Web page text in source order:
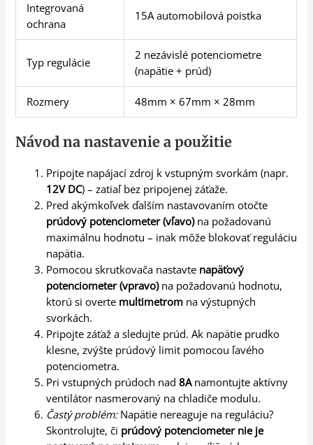
Integrovaná
ochrana
15A automobilová poistka
Typ regulácie
2 nezávislé potenciometre
(napätie + prúd)
Rozmery 48mm × 67mm × 28mm
Návod na nastavenie a použitie
Pripojte napájací zdroj k vstupným svorkám (napr.
12V DC) – zatiaľ bez pripojenej záťaže.
Pred akýmkoľvek ďalším nastavovaním otočte
prúdový potenciometer (vľavo)na požadovanú
maximálnu hodnotu – inak môže blokovať reguláciu
napätia.
Pomocou skrutkovača nastavte napäťový
potenciometer (vpravo)na požadovanú hodnotu,
ktorú si overte multimetrom na výstupných
svorkách.
Pripojte záťaž a sledujte prúd. Ak napätie prudko
klesne, zvýšte prúdový limit pomocou ľavého
potenciometra.
Pri vstupných prúdoch nad8Anamontujte aktívny
ventilátor nasmerovaný na chladiče modulu.
Častý problém:Napätie nereaguje na reguláciu?
Skontrolujte, či prúdový potenciometer nie je